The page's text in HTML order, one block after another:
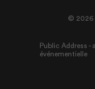
© 2026
Public Address -
événementielle